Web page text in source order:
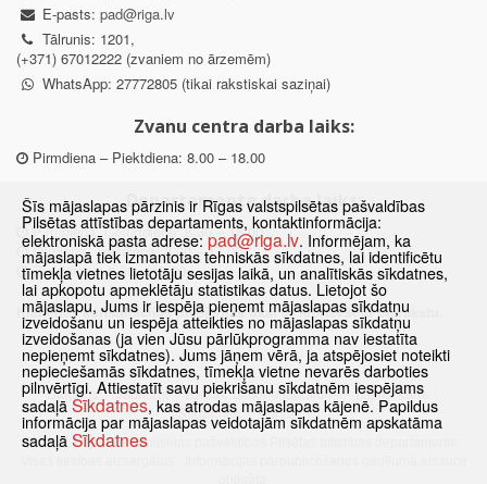
E-pasts: pad@riga.lv
Tālrunis: 1201,
(+371) 67012222 (zvaniem no ārzemēm)
WhatsApp: 27772805 (tikai rakstiskai saziņai)
Zvanu centra darba laiks:
Pirmdiena – Piektdiena: 8.00 – 18.00
Departamenta darba laiks:
Pirmdiena, Ceturtdiena: 8.30 – 18.00
Otrdiena, Trešdiena: 8.30 – 17.00
Piektdiena: 8.30 – 15.00
Klātienes konsultācijas pieejamas tikai ar iepriekšēju pierakstu.
Sākums Jaunumi Biežāk uzdotie jautājumi
Lapas karte
Sīkdatnes
Kontakti
© 2021 Rīgas valstspilsētas pašvaldības Pilsētas attīstības departaments.
Šīs mājaslapas pārzinis ir Rīgas valstspilsētas pašvaldības
Pilsētas attīstības departaments, kontaktinformācija:
elektroniskā pasta adrese: pad@riga.lv. Informējam, ka
mājaslapā tiek izmantotas tehniskās sīkdatnes, lai identificētu
tīmekļa vietnes lietotāju sesijas laikā, un analītiskās sīkdatnes,
lai apkopotu apmeklētāju statistikas datus. Lietojot šo
mājaslapu, Jums ir iespēja pieņemt mājaslapas sīkdatņu
izveidošanu un iespēja atteikties no mājaslapas sīkdatņu
izveidošanas (ja vien Jūsu pārlūkprogramma nav iestatīta
nepieņemt sīkdatnes). Jums jāņem vērā, ja atspējosiet noteikti
nepieciešamās sīkdatnes, tīmekļa vietne nevarēs darboties
pilnvērtīgi. Attiestatīt savu piekrišanu sīkdatnēm iespējams
sadaļā Sīkdatnes, kas atrodas mājaslapas kājenē. Papildus
informācija par mājaslapas veidotajām sīkdatnēm apskatāma
sadaļā Sīkdatnes